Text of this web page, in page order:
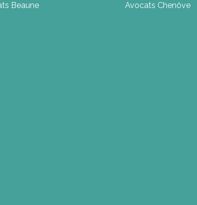
Beaune
Avocats Chenôve